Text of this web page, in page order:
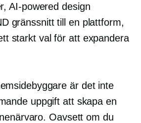
AI-powered design
gränssnitt till en plattform,
starkt val för att expandera
är det inte
uppgift att skapa en
Oavsett om du